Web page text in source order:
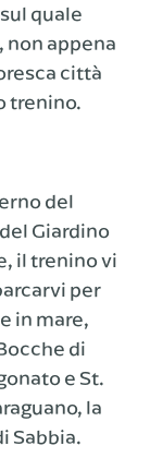
quale
non appena
città
trenino.
del
Giardino
il trenino vi
per
in mare,
di
e St.
la
Sabbia.